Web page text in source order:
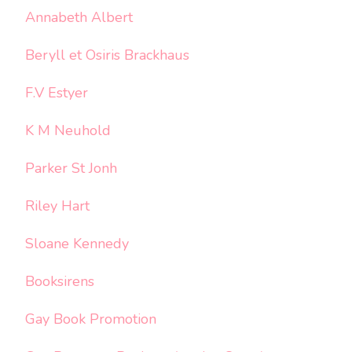
Annabeth Albert
Beryll et Osiris Brackhaus
F.V Estyer
K M Neuhold
Parker St Jonh
Riley Hart
Sloane Kennedy
Booksirens
Gay Book Promotion